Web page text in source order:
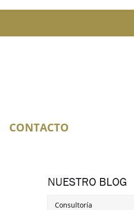
CONTACTO
NUESTRO BLOG
Consultoría